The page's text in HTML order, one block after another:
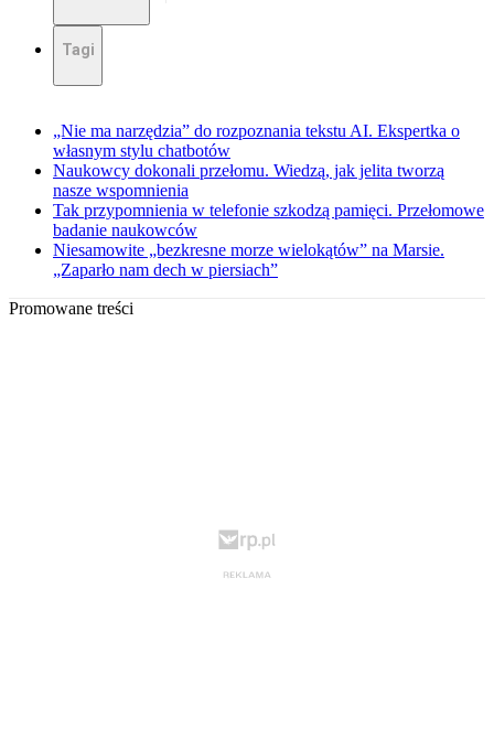
Tagi
„Nie ma narzędzia” do rozpoznania tekstu AI. Ekspertka o
własnym stylu chatbotów
Naukowcy dokonali przełomu. Wiedzą, jak jelita tworzą
nasze wspomnienia
Tak przypomnienia w telefonie szkodzą pamięci. Przełomowe
badanie naukowców
Niesamowite „bezkresne morze wielokątów” na Marsie.
„Zaparło nam dech w piersiach”
Promowane treści